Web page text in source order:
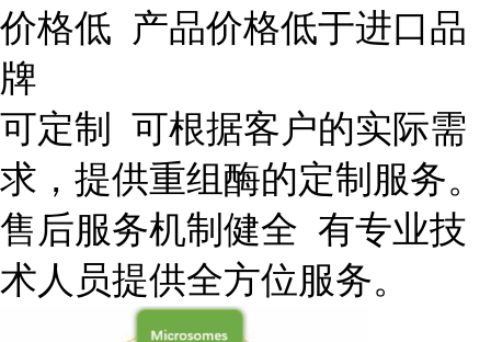
价格低 产品价格低于进口品
牌
可定制 可根据客户的实际需
求，提供重组酶的定制服务。
售后服务机制健全 有专业技
术人员提供全方位服务。